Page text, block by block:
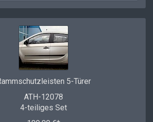
5-Türer
ATH-12078
4-teiliges Set